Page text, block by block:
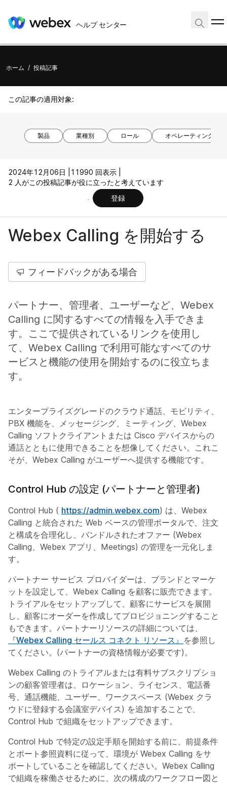
ヘルプ センター
ホーム / 投稿記事
この記事の適用対象:
製品 業種別 ロール オペレーティング シ
2024年12月06日 |
11990 回表示 |
2 人がこの投稿記事が役に立ったと考えています
登録
Webex Calling を開始する
フィードバックがある場合
パートナー、管理者、ユーザーなど、Webex
Calling に関するすべての情報を入手できま
す。ここで提供されているリンクを使用し
て、Webex Calling で利用可能なすべてのサ
ービスと機能の使用を開始するのに役立ちま
す。
エンタープライズグレードのクラウド通話、モビリティ、
PBX 機能を、メッセージング、ミーティング、Webex
Calling ソフトクライアントまたは Cisco デバイスからの
通話とともに使用できることを想像してください。これこ
そが、Webex Calling がユーザーへ提供する機能です。
Control Hub の設定 (パートナーと管理者)
Control Hub ( https://admin.webex.com) は、Webex
Calling と統合された Web ベースの管理ポータルで、注文
と構成を合理化し、バンドルされたオファー (Webex
Calling、Webex アプリ、Meetings) の管理を一元化しま
す。
パートナー サービス プロバイダーは、ブランドとマーケ
ットを設定して、Webex Calling を顧客に販売できます。
トライアルをセットアップして、顧客にサービスを展開
し、顧客にオーダーを作成してプロビジョニングすること
もできます。パートナーリソースの詳細については、
『Webex Calling セールス コネクト リソース』 を参照し
てください。(パートナーの資格情報が必要です)。
Webex Calling のトライアルまたは有料サブスクリプショ
ンの顧客管理者は、ロケーション、ライセンス、電話番
号、通話機能、ユーザー、ワークスペース (Webex クラ
ウドに登録する会議室デバイス) を追加することで、
Control Hub で組織をセットアップできます。
Control Hub で特定の設定手順を開始する前に、前提条件
とポート参照資料に従って、環境が Webex Calling をサ
ポートしていることを確認してください。Webex Calling
で組織を稼働させるために、次の構成のワークフロー図と